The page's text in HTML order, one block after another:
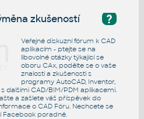
?
zkušeností
Veřejné diskuzní fórum k CAD
aplikacím - ptejte se na
libovolné otázky týkající se
oboru CAx, podělte se o vaše
znalosti a zkušenosti s
programy AutoCAD, Inventor,
s dalšími CAD/BIM/PDM aplikacemi.
a zašlete váš příspěvek do
o CAD Fóru. Nechcete se
Facebook poradně.